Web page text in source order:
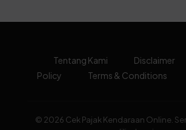
Tentang Kami Disclaimer
Policy
Terms & Conditions
© 2026 Cek Pajak Kendaraan Online.